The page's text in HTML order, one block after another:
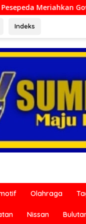
HJK Padang ke-
Indeks
Olahraga
Nissan